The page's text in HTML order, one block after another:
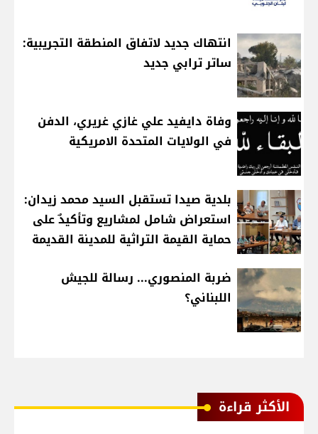
انتهاك جديد لاتفاق المنطقة التجريبية:
ساتر ترابي جديد
وفاة دايفيد علي غازي غريري، الدفن
في الولايات المتحدة الامريكية
بلدية صيدا تستقبل السيد محمد زيدان:
استعراض شامل لمشاريع وتأكيدٌ على
حماية القيمة التراثية للمدينة القديمة
ضربة المنصوري... رسالة للجيش
اللبناني؟
الأكثر قراءة